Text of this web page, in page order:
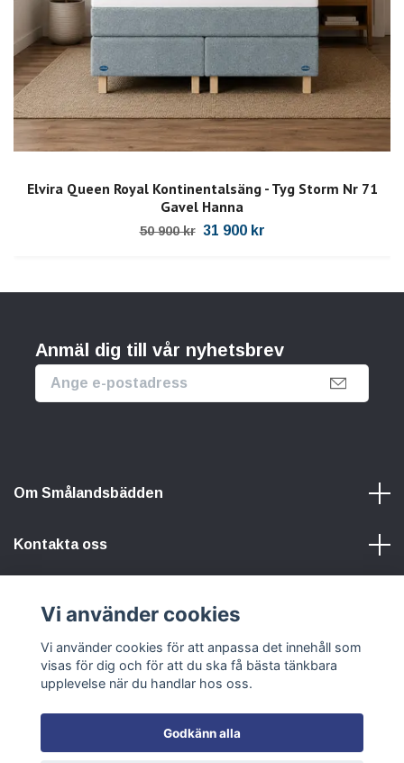
Elvira Queen Royal Kontinentalsäng - Tyg Storm Nr 71
Gavel Hanna
50 900 kr 31 900 kr
Anmäl dig till vår nyhetsbrev
Om Smålandsbädden
Kontakta oss
Sociala medier
Vi använder cookies
Vi använder cookies för att anpassa det innehåll som
visas för dig och för att du ska få bästa tänkbara
upplevelse när du handlar hos oss.
Godkänn alla